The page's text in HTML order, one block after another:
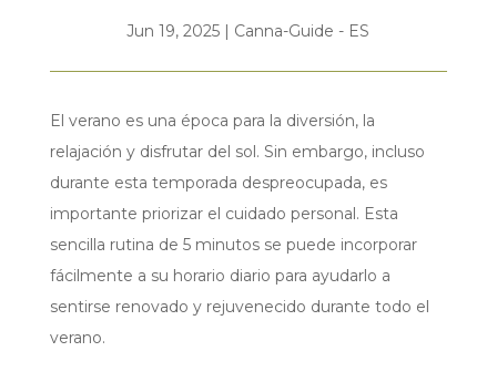
Jun 19, 2025 | Canna-Guide - ES
El verano es una época para la diversión, la
relajación y disfrutar del sol. Sin embargo, incluso
durante esta temporada despreocupada, es
importante priorizar el cuidado personal. Esta
sencilla rutina de 5 minutos se puede incorporar
fácilmente a su horario diario para ayudarlo a
sentirse renovado y rejuvenecido durante todo el
verano.